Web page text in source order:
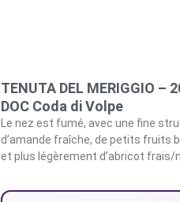
TENUTA DEL MERIGGIO
DOC Coda di Volpe
Le nez est fumé, avec une fine
d’amande fraîche, de petits fruits
et plus légèrement d’abricot